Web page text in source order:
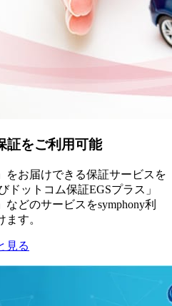
証をご利用可能
をお届けできる保証サービスを
ドットコム保証EGSプラス」
どのサービスをsymphony利
す。
見る